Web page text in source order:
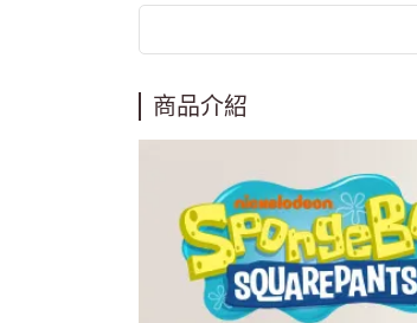
商品介紹